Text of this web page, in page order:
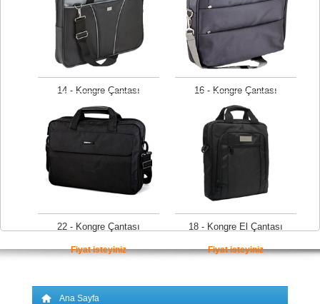
14 - Kongre Çantası
Fiyat isteyiniz
16 - Kongre Çantası
Fiyat isteyiniz
22 - Kongre Çantası
Fiyat isteyiniz
18 - Kongre El Çantası
Fiyat isteyiniz
Ana Sayfa